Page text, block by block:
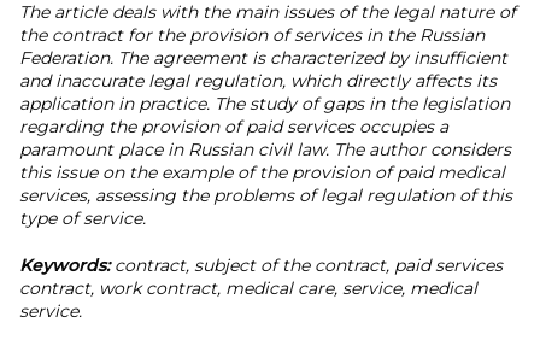
The article deals with the main issues of the legal nature of
the contract for the provision of services in the Russian
Federation. The agreement is characterized by insufficient
and inaccurate legal regulation, which directly affects its
application in practice. The study of gaps in the legislation
regarding the provision of paid services occupies a
paramount place in Russian civil law. The author considers
this issue on the example of the provision of paid medical
services, assessing the problems of legal regulation of this
type of service.
Keywords:contract, subject of the contract, paid services
contract, work contract, medical care, service, medical
service.